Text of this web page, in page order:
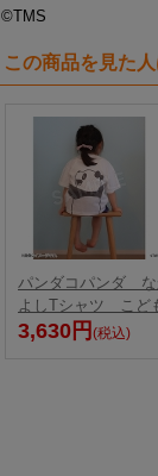
©TMS
この商品を見た
パンダコパンダ
よしTシャツ こど
3,630円 (税込)